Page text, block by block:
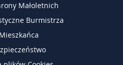
Małoletnich
Burmistrza